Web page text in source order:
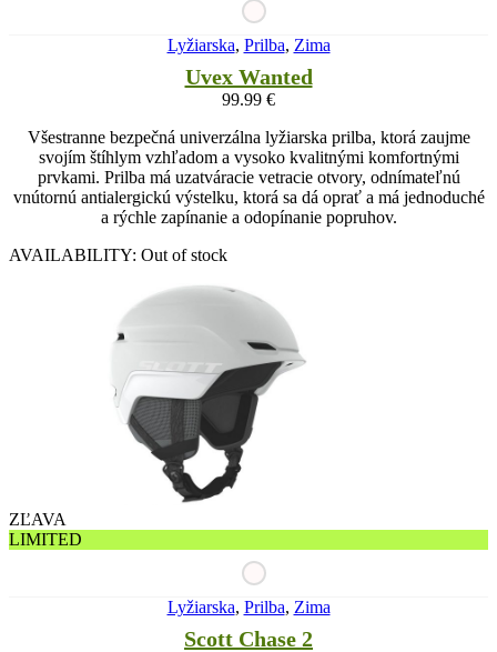
Lyžiarska, Prilba, Zima
Uvex Wanted
99.99 €
Všestranne bezpečná univerzálna lyžiarska prilba, ktorá zaujme
svojím štíhlym vzhľadom a vysoko kvalitnými komfortnými
prvkami. Prilba má uzatváracie vetracie otvory, odnímateľnú
vnútornú antialergickú výstelku, ktorá sa dá oprať a má jednoduché
a rýchle zapínanie a odopínanie popruhov.
AVAILABILITY: Out of stock
ZĽAVA
LIMITED
Lyžiarska, Prilba, Zima
Scott Chase 2